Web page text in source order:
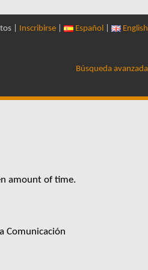
| Inscribirse Español English
Búsqueda avanzada
amount of time.
Comunicación